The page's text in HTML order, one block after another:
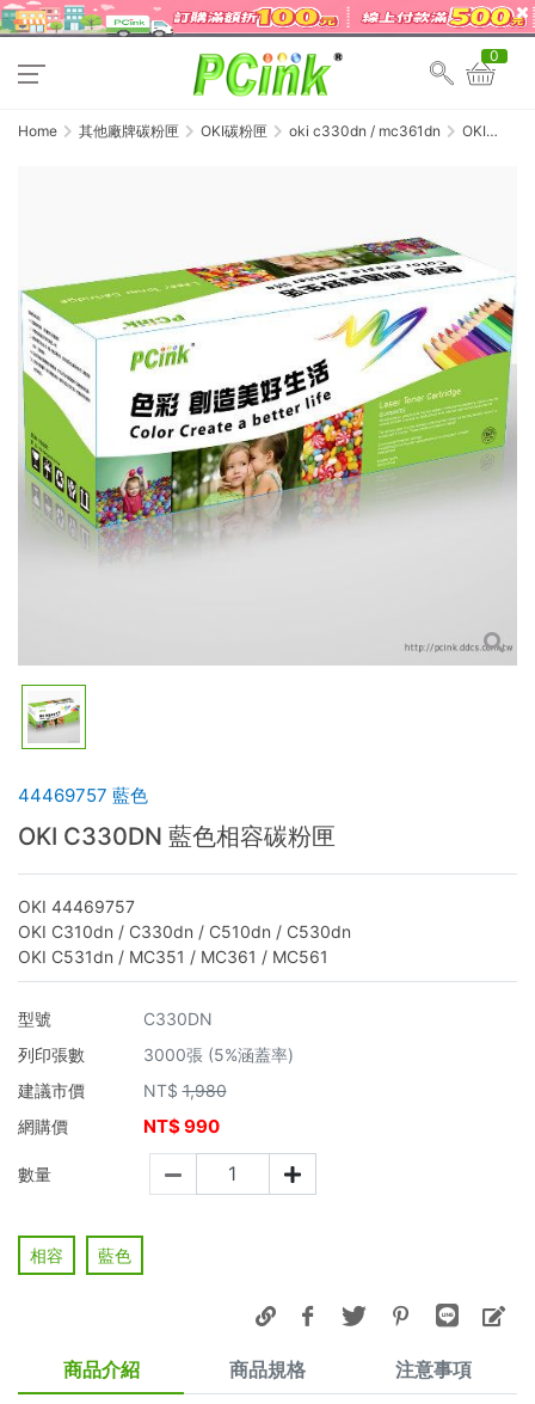
0
Home 其他廠牌碳粉匣 OKI碳粉匣 oki c330dn / mc361dn
OKI
44469757 藍色
OKI C330DN 藍色相容碳粉匣
OKI 44469757
OKI C310dn / C330dn / C510dn / C530dn
OKI C531dn / MC351 / MC361 / MC561
型號
C330DN
列印張數
3000張 (5%涵蓋率)
建議市價
NT$ 1,980
網購價
NT$990
數量
相容 藍色
商品介紹 商品規格 注意事項